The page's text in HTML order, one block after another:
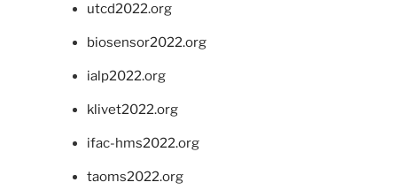
utcd2022.org
biosensor2022.org
ialp2022.org
klivet2022.org
ifac-hms2022.org
taoms2022.org